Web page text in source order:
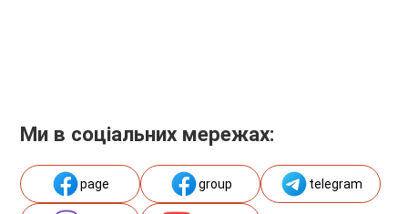
Ми в соціальних мережах:
page group telegram